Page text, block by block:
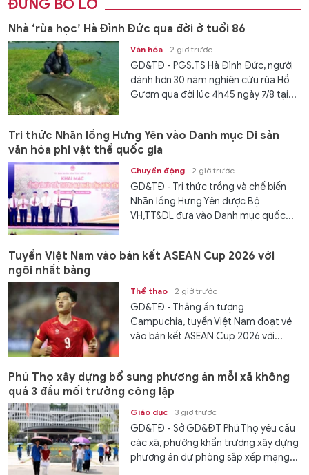
ĐỪNG BỎ LỠ
Nhà ‘rùa học’ Hà Đình Đức qua đời ở tuổi 86
Văn hóa 2 giờ trước
GD&TĐ - PGS.TS Hà Đình Đức, người
dành hơn 30 năm nghiên cứu rùa Hồ
Gươm qua đời lúc 4h45 ngày 7/8 tại...
Tri thức Nhãn lồng Hưng Yên vào Danh mục Di sản
văn hóa phi vật thể quốc gia
Chuyển động 2 giờ trước
GD&TĐ - Tri thức trồng và chế biến
Nhãn lồng Hưng Yên được Bộ
VH,TT&DL đưa vào Danh mục quốc...
Tuyển Việt Nam vào bán kết ASEAN Cup 2026 với
ngôi nhất bảng
Thể thao 2 giờ trước
GD&TĐ - Thắng ấn tượng
Campuchia, tuyển Việt Nam đoạt vé
vào bán kết ASEAN Cup 2026 với...
Phú Thọ xây dựng bổ sung phương án mỗi xã không
quá 3 đầu mối trường công lập
Giáo dục 3 giờ trước
GD&TĐ - Sở GD&ĐT Phú Thọ yêu cầu
các xã, phường khẩn trương xây dựng
phương án dự phòng sắp xếp mạng...